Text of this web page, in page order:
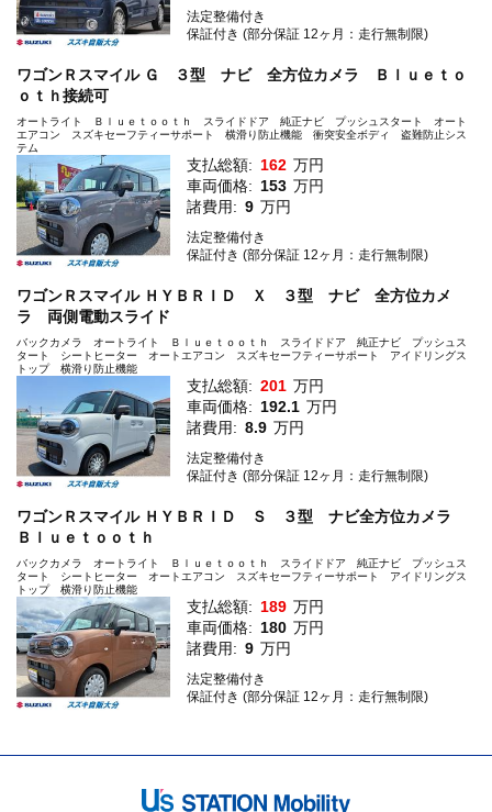
法定整備付き
保証付き (部分保証 12ヶ月：走行無制限)
ワゴンＲスマイル Ｇ ３型 ナビ 全方位カメラ Ｂｌｕｅｔｏ
ｏｔｈ接続可
オートライト Ｂｌｕｅｔｏｏｔｈ スライドドア 純正ナビ プッシュスタート オート
エアコン スズキセーフティーサポート 横滑り防止機能 衝突安全ボディ 盗難防止シス
テム
支払総額: 162 万円
車両価格: 153 万円
諸費用: 9 万円
法定整備付き
保証付き (部分保証 12ヶ月：走行無制限)
ワゴンＲスマイル ＨＹＢＲＩＤ Ｘ ３型 ナビ 全方位カメ
ラ 両側電動スライド
バックカメラ オートライト Ｂｌｕｅｔｏｏｔｈ スライドドア 純正ナビ プッシュス
タート シートヒーター オートエアコン スズキセーフティーサポート アイドリングス
トップ 横滑り防止機能
支払総額: 201 万円
車両価格: 192.1 万円
諸費用: 8.9 万円
法定整備付き
保証付き (部分保証 12ヶ月：走行無制限)
ワゴンＲスマイル ＨＹＢＲＩＤ Ｓ ３型 ナビ全方位カメラ
Ｂｌｕｅｔｏｏｔｈ
バックカメラ オートライト Ｂｌｕｅｔｏｏｔｈ スライドドア 純正ナビ プッシュス
タート シートヒーター オートエアコン スズキセーフティーサポート アイドリングス
トップ 横滑り防止機能
支払総額: 189 万円
車両価格: 180 万円
諸費用: 9 万円
法定整備付き
保証付き (部分保証 12ヶ月：走行無制限)